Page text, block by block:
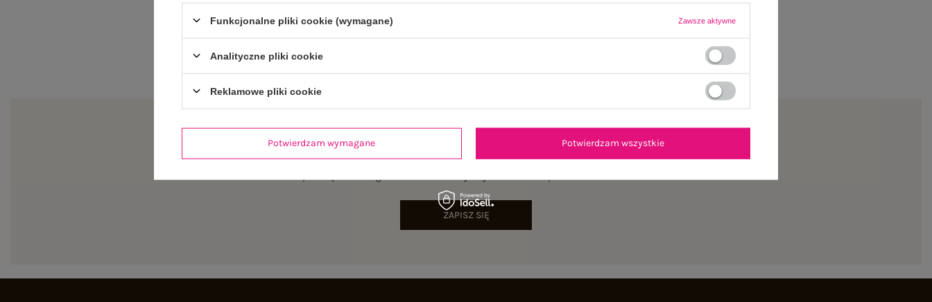
ZAPISZ SIĘ
Funkcjonalne pliki cookie (wymagane) Zawsze aktywne
Analityczne pliki cookie
Reklamowe pliki cookie
Potwierdzam wymagane Potwierdzam wszystkie